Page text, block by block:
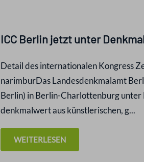
ICC Berlin jetzt unter
Detail des internationalen Kongress
narimburDas Landesdenkmalamt
Berlin) in Berlin-Charlottenburg unter
denkmalwert aus künstlerischen, g...
WEITERLESEN